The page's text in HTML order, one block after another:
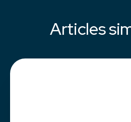
Articles